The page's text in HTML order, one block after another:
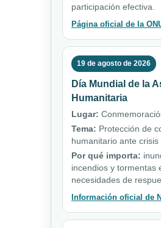
participación efectiva.
Página oficial de la
19 de agosto de 2026
Día Mundial de la
Humanitaria
Lugar:
Tema: Protección de
humanitario ante crisis
Por qué importa:
incendios y tormentas
necesidades de
Información oficial de